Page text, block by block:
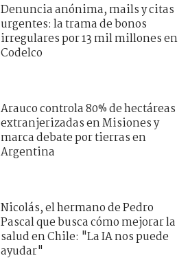
Denuncia anónima, mails y citas
urgentes: la trama de bonos
irregulares por 13 mil millones en
Codelco
Arauco controla 80% de hectáreas
extranjerizadas en Misiones y
marca debate por tierras en
Argentina
Nicolás, el hermano de Pedro
Pascal que busca cómo mejorar la
salud en Chile: "La IA nos puede
ayudar"